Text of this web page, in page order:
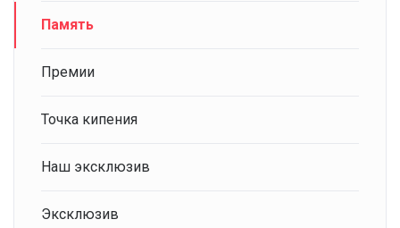
Память
Премии
Точка кипения
Наш эксклюзив
Эксклюзив